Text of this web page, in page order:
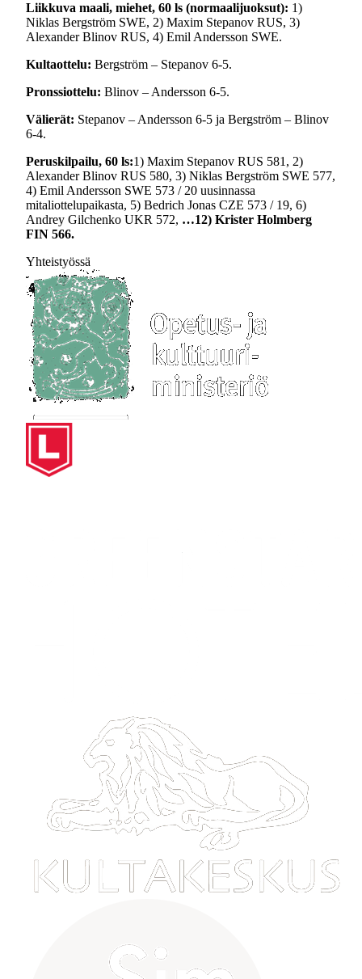
Liikkuva maali, miehet, 60 ls (normaalijuoksut): 1)
Niklas Bergström SWE, 2) Maxim Stepanov RUS, 3)
Alexander Blinov RUS, 4) Emil Andersson SWE.
Kultaottelu: Bergström – Stepanov 6-5.
Pronssiottelu: Blinov – Andersson 6-5.
Välierät: Stepanov – Andersson 6-5 ja Bergström – Blinov
6-4.
Peruskilpailu, 60 ls:1) Maxim Stepanov RUS 581, 2)
Alexander Blinov RUS 580, 3) Niklas Bergström SWE 577,
4) Emil Andersson SWE 573 / 20 uusinnassa
mitaliottelupaikasta, 5) Bedrich Jonas CZE 573 / 19, 6)
Andrey Gilchenko UKR 572, …12) Krister Holmberg
FIN 566.
Yhteistyössä